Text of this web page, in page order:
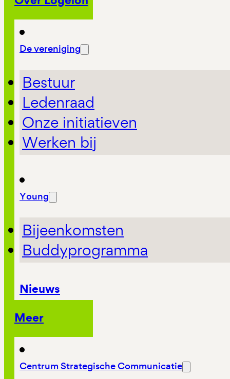
De vereniging
Bestuur
Ledenraad
Onze initiatieven
Werken bij
Young
Bijeenkomsten
Buddyprogramma
Nieuws
Meer
Centrum Strategische Communicatie